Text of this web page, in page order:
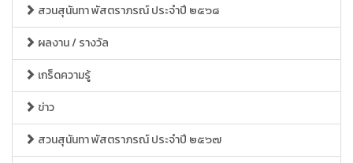
สวนสุนันทา พัสตราภรณ์ ประจำปี ๒๕๖๘
ผลงาน / รางวัล
เกร็ดความรู้
ข่าว
สวนสุนันทา พัสตราภรณ์ ประจำปี ๒๕๖๗